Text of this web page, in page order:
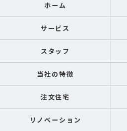
ホーム
サービス
スタッフ
当社の特徴
注文住宅
リノベーション